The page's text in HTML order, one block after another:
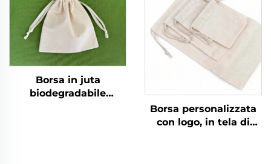
antipolvere di lusso
con coulisse morbido
riutilizzabile per
promozioni
personalizzato, piccola
borsa con doppio
cordino, tela bianca
semplice in mussola
per riporre
Borsa in juta
biodegradabile
Borsa personalizzata
con logo, in tela di